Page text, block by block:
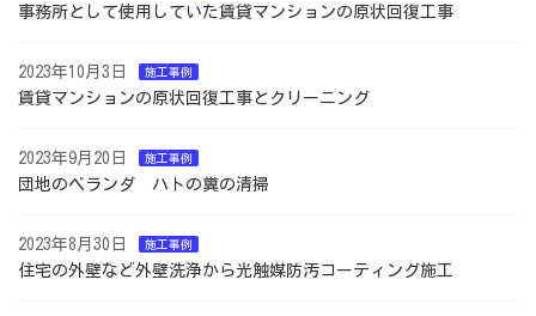
事務所として使用していた賃貸マンションの原状回復工事
2023年10月3日 施工事例
賃貸マンションの原状回復工事とクリーニング
2023年9月20日 施工事例
団地のベランダ ハトの糞の清掃
2023年8月30日 施工事例
住宅の外壁など外壁洗浄から光触媒防汚コーティング施工